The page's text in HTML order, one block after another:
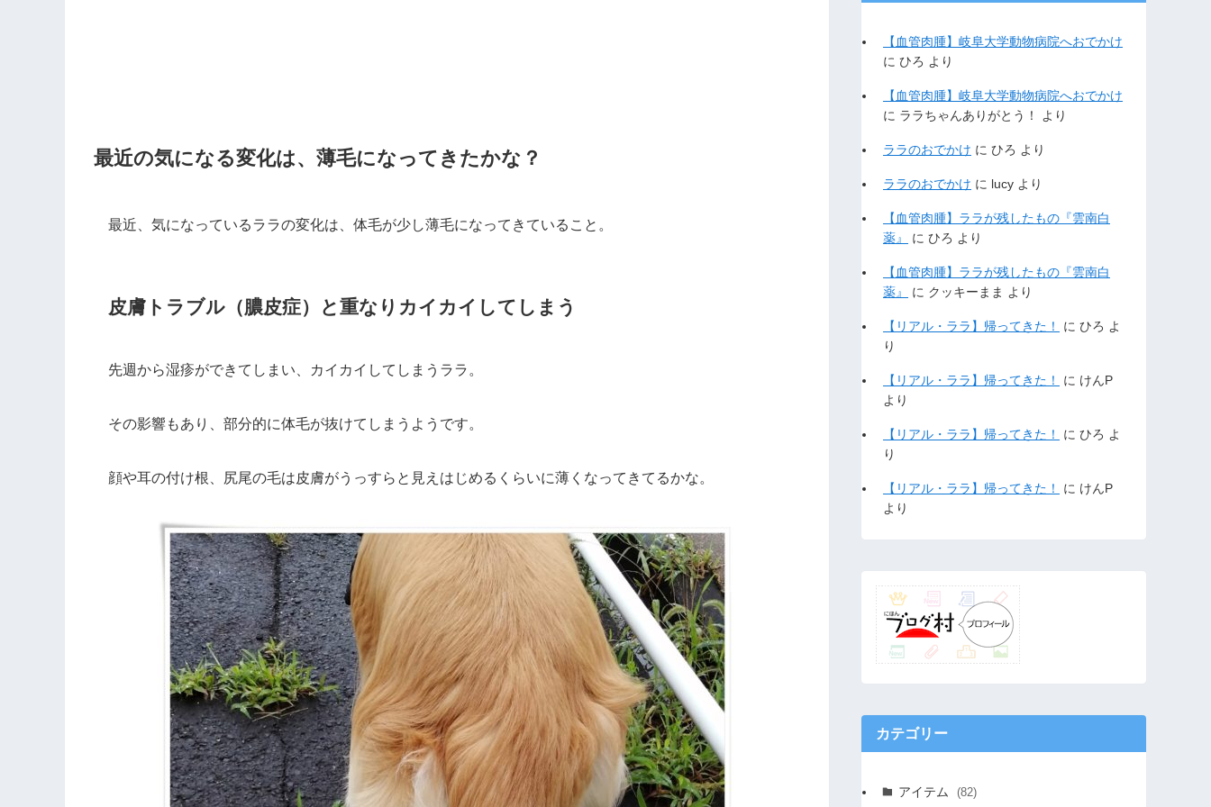
最近の気になる変化は、薄毛になってきたかな？
最近、気になっているララの変化は、体毛が少し薄毛になってきていること。
皮膚トラブル（膿皮症）と重なりカイカイしてしまう
先週から湿疹ができてしまい、カイカイしてしまうララ。
その影響もあり、部分的に体毛が抜けてしまうようです。
顔や耳の付け根、尻尾の毛は皮膚がうっすらと見えはじめるくらいに薄くなってきてるかな。
【血管肉腫】岐阜大学動物病院へおでかけ
に ひろ より
【血管肉腫】岐阜大学動物病院へおでかけ
に ララちゃんありがとう！ より
ララのおでかけ に ひろ より
ララのおでかけ に lucy より
【血管肉腫】ララが残したもの『雲南白
薬』
に ひろ より
【血管肉腫】ララが残したもの『雲南白
薬』
に クッキーまま より
【リアル・ララ】帰ってきた！ に ひろ よ
り
【リアル・ララ】帰ってきた！ に けんP
より
【リアル・ララ】帰ってきた！ に ひろ よ
り
【リアル・ララ】帰ってきた！ に けんP
より
カテゴリー
アイテム (82)